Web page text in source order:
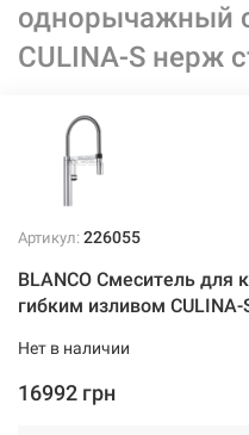
однорычажный
CULINA-S нерж
Артикул: 226055
BLANCO Смеситель для
гибким изливом
Нет в наличии
16992 грн